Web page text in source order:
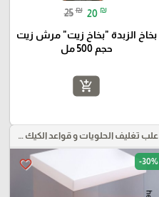
25 ₪ 20 ₪
بخاخ الزبدة "بخاخ زيت" مرش زيت
حجم 500 مل
add_shopping_cart
علب تغليف الحلويات و قواعد الكيك و علب بلاستيكية بأنواعها
favorite_border -30%